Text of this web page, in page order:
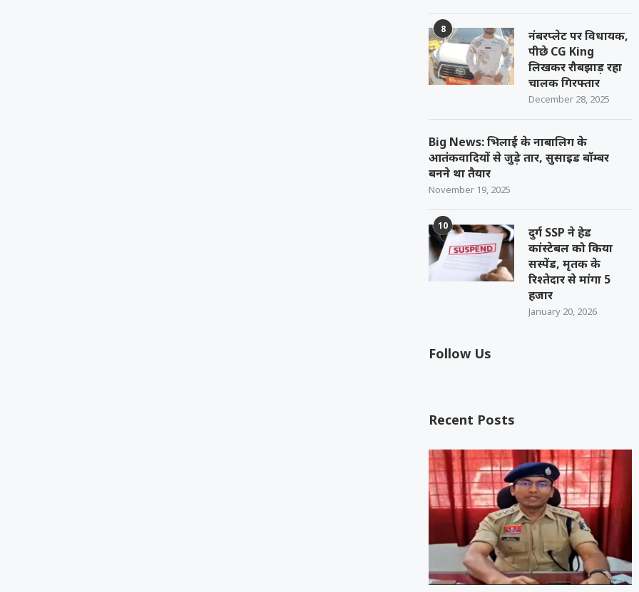
8
नंबरप्लेट पर विधायक,
पीछे CG King
लिखकर रौबझाड़ रहा
चालक गिरफ्तार
December 28, 2025
Big News: भिलाई के नाबालिग के
आतंकवादियों से जुड़े तार, सुसाइड बॉम्बर
बनने था तैयार
November 19, 2025
10
दुर्ग SSP ने हेड
कांस्टेबल को किया
सस्पेंड, मृतक के
रिश्तेदार से मांगा 5
हजार
January 20, 2026
Follow Us
Recent Posts